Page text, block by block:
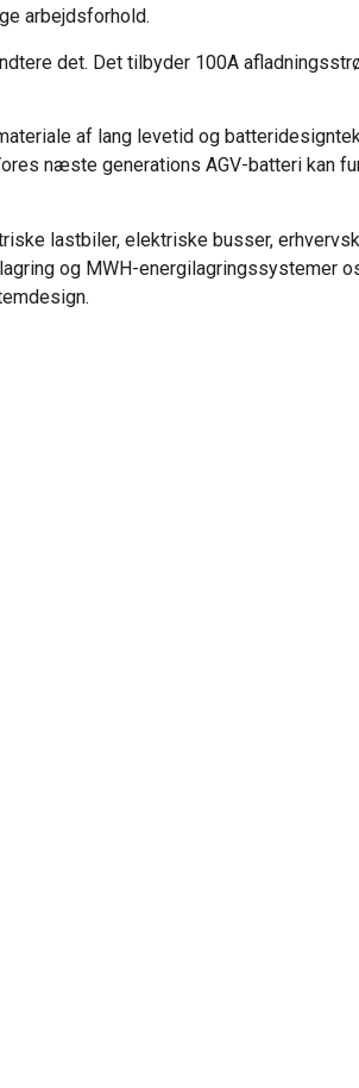
arbejdsforhold.
det. Det tilbyder 100A
af lang levetid og
næste generations AGV-batteri kan
lastbiler, elektriske busser,
og MWH-energilagringssystemer